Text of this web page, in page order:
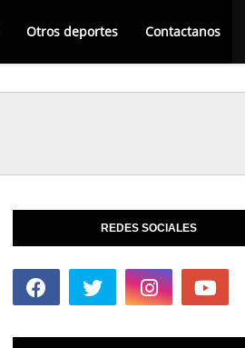
Otros deportes Contactanos
REDES SOCIALES